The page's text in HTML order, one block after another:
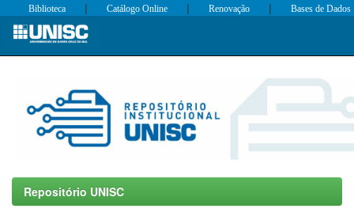
Skip
Biblioteca | Catálogo Online | Renovação | Bases de Dados
Repositório UNISC